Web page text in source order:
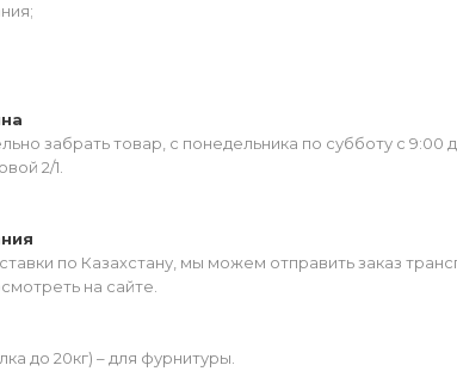
забрать товар, с понедельника по субботу с
2/1.
по Казахстану, мы можем отправить заказ
на сайте.
до 20кг) – для фурнитуры.